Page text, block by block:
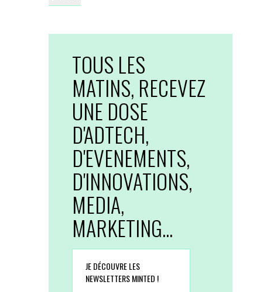
TOUS LES
MATINS, RECEVEZ
UNE DOSE
D'ADTECH,
D'EVENEMENTS,
D'INNOVATIONS,
MEDIA,
MARKETING...
JE DÉCOUVRE LES
NEWSLETTERS MINTED !